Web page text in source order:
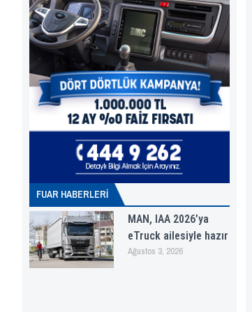
FUAR HABERLERI
MAN, IAA 2026’ya
eTruck ailesiyle hazır
Ağustos 3, 2026